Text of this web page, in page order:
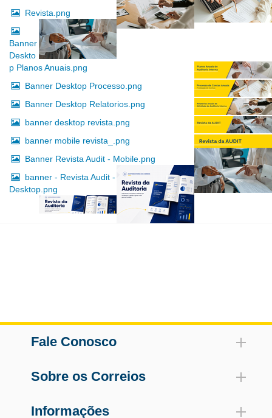
Revista.png
Banner
Deskto
p Planos Anuais.png
Banner Desktop Processo.png
Banner Desktop Relatorios.png
banner desktop revista.png
banner mobile revista_.png
Banner Revista Audit - Mobile.png
banner - Revista Audit -
Desktop.png
Fale Conosco
Sobre os Correios
Informações